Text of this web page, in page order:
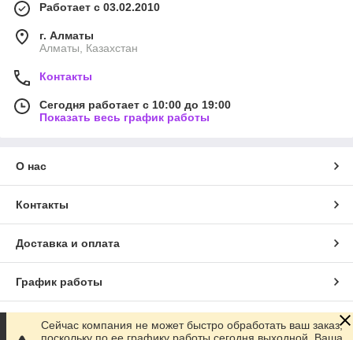
Работает с 03.02.2010
г. Алматы
Алматы, Казахстан
Контакты
Сегодня работает с 10:00 до 19:00
Показать весь график работы
О нас
Контакты
Доставка и оплата
График работы
Полная версия сайта
Сейчас компания не может быстро обработать ваш заказ,